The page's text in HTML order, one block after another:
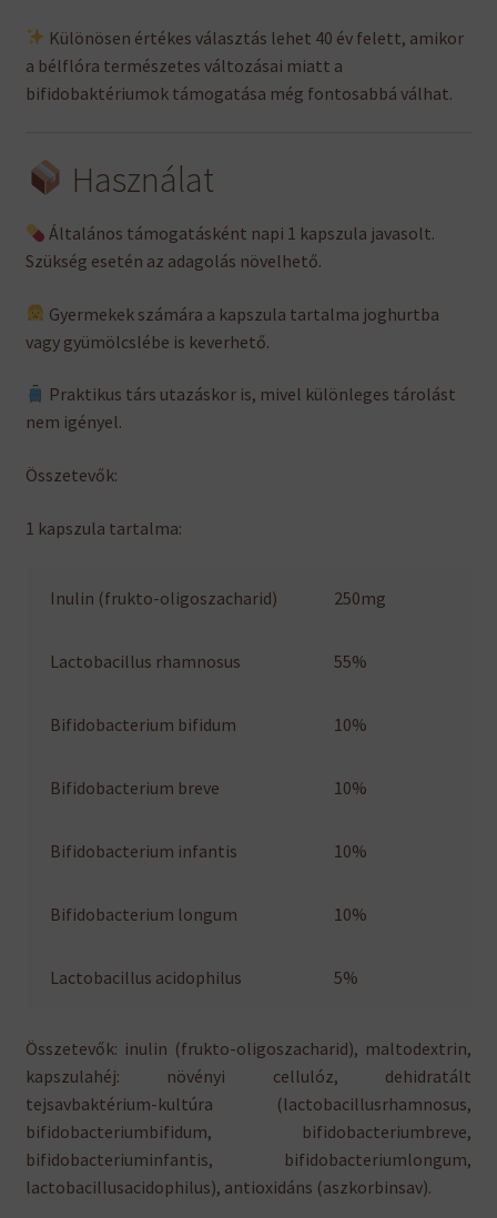
Különösen értékes választás lehet 40 év felett, amikor
a bélflóra természetes változásai miatt a
bifidobaktériumok támogatása még fontosabbá válhat.
Használat
Általános támogatásként napi 1 kapszula javasolt.
Szükség esetén az adagolás növelhető.
Gyermekek számára a kapszula tartalma joghurtba
vagy gyümölcslébe is keverhető.
Praktikus társ utazáskor is, mivel különleges tárolást
nem igényel.
Összetevők:
1 kapszula tartalma:
Inulin (frukto-oligoszacharid) 250mg
Lactobacillus rhamnosus 55%
Bifidobacterium bifidum 10%
Bifidobacterium breve 10%
Bifidobacterium infantis 10%
Bifidobacterium longum 10%
Lactobacillus acidophilus 5%
Összetevők: inulin (frukto-oligoszacharid), maltodextrin,
kapszulahéj: növényi cellulóz, dehidratált
tejsavbaktérium-kultúra (lactobacillusrhamnosus,
bifidobacteriumbifidum, bifidobacteriumbreve,
bifidobacteriuminfantis, bifidobacteriumlongum,
lactobacillusacidophilus), antioxidáns (aszkorbinsav).